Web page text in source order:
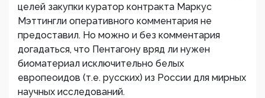
целей закупки куратор контракта Маркус
Мэттингли оперативного комментария не
предоставил. Но можно и без комментария
догадаться, что Пентагону вряд ли нужен
биоматериал исключительно белых
европеоидов (т.е. русских) из России для мирных
научных исследований.